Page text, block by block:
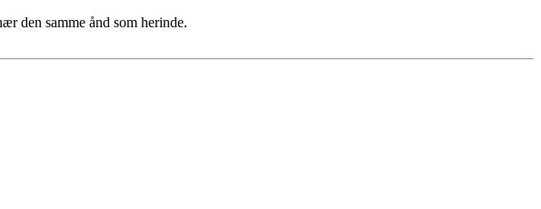
den samme ånd som herinde.